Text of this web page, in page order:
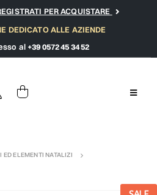
PER ACQUISTARE
DEDICATO ALLE AZIENDE
al +39 0572 45 34 52
ED ELEMENTI NATALIZI